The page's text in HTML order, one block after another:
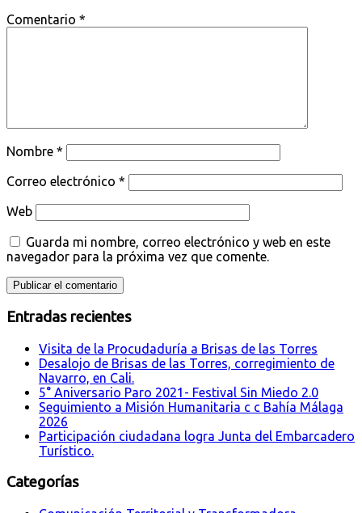
Comentario *
Nombre *
Correo electrónico *
Web
Guarda mi nombre, correo electrónico y web en este
navegador para la próxima vez que comente.
Entradas recientes
Visita de la Procudaduría a Brisas de las Torres
Desalojo de Brisas de las Torres, corregimiento de
Navarro, en Cali.
5° Aniversario Paro 2021- Festival Sin Miedo 2.0
Seguimiento a Misión Humanitaria c c Bahía Málaga
2026
Participación ciudadana logra Junta del Embarcadero
Turístico.
Categorías